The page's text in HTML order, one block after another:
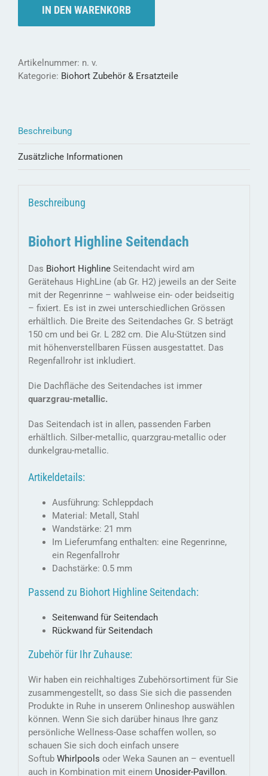
-
Freifläche
Menge
IN DEN WARENKORB
Artikelnummer: n. v.
Kategorie: Biohort Zubehör & Ersatzteile
Beschreibung
Zusätzliche Informationen
Beschreibung
Biohort Highline Seitendach
Das Biohort HighlineSeitendacht wird am
Gerätehaus HighLine (ab Gr. H2) jeweils an der Seite
mit der Regenrinne – wahlweise ein- oder beidseitig
– fixiert. Es ist in zwei unterschiedlichen Grössen
erhältlich. Die Breite des Seitendaches Gr. S beträgt
150 cm und bei Gr. L 282 cm. Die Alu-Stützen sind
mit höhenverstellbaren Füssen ausgestattet. Das
Regenfallrohr ist inkludiert.
Die Dachfläche des Seitendaches ist immer
quarzgrau-metallic.
Das Seitendach ist in allen, passenden Farben
erhältlich. Silber-metallic, quarzgrau-metallic oder
dunkelgrau-metallic.
Artikeldetails:
Ausführung: Schleppdach
Material: Metall, Stahl
Wandstärke: 21 mm
Im Lieferumfang enthalten: eine Regenrinne,
ein Regenfallrohr
Dachstärke: 0.5 mm
Passend zu Biohort Highline Seitendach:
Seitenwand für Seitendach
Rückwand für Seitendach
Zubehör für Ihr Zuhause:
Wir haben ein reichhaltiges Zubehörsortiment für Sie
zusammengestellt, so dass Sie sich die passenden
Produkte in Ruhe in unserem Onlineshop auswählen
können. Wenn Sie sich darüber hinaus Ihre ganz
persönliche Wellness-Oase schaffen wollen, so
schauen Sie sich doch einfach unsere
Softub Whirlpools oder Weka Saunen an – eventuell
auch in Kombination mit einem Unosider-Pavillon.